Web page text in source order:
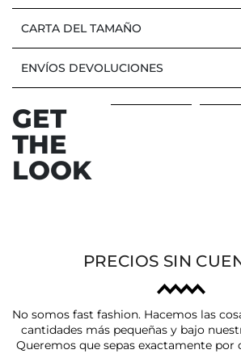
CARTA DEL TAMAÑO
ENVÍOS DEVOLUCIONES
GET
THE
LOOK
PRECIOS SIN
No somos fast fashion. Hacemos las
cantidades más pequeñas y bajo
Queremos que sepas exactamente por